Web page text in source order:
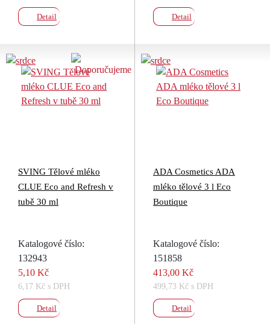
Detail Detail
SVING Tělové mléko
CLUE Eco and Refresh v
tubě 30 ml
Katalogové číslo:
132943
5,10 Kč
6,17 Kč s DPH
Detail
ADA Cosmetics ADA
mléko tělové 3 l Eco
Boutique
Katalogové číslo:
151858
413,00 Kč
499,73 Kč s DPH
Detail